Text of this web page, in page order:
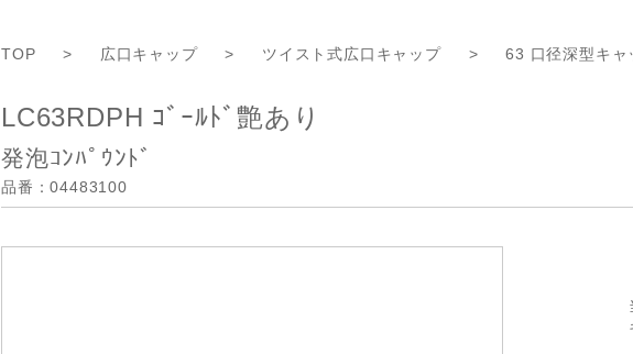
TOP > 広口キャップ > ツイスト式広口キャップ > 63 口径深型キャ
LC63RDPH ｺﾞｰﾙﾄﾞ艶あり
発泡ｺﾝﾊﾟｳﾝﾄﾞ
品番：04483100